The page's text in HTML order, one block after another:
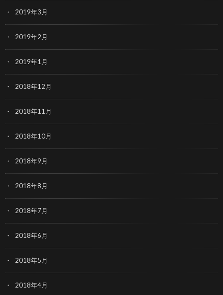
2019年3月
2019年2月
2019年1月
2018年12月
2018年11月
2018年10月
2018年9月
2018年8月
2018年7月
2018年6月
2018年5月
2018年4月